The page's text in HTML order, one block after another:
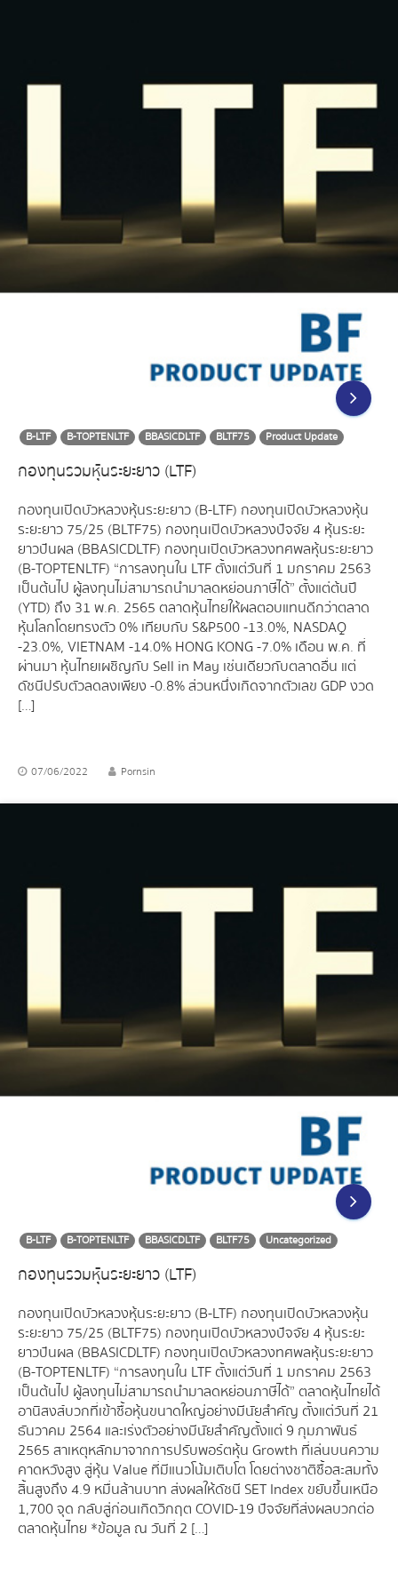
B-LTF B-TOPTENLTF BBASICDLTF BLTF75 Product Update
กองทุนรวมหุ้นระยะยาว (LTF)
กองทุนเปิดบัวหลวงหุ้นระยะยาว (B-LTF) กองทุนเปิดบัวหลวงหุ้น
ระยะยาว 75/25 (BLTF75) กองทุนเปิดบัวหลวงปัจจัย 4 หุ้นระยะ
ยาวปันผล (BBASICDLTF) กองทุนเปิดบัวหลวงทศพลหุ้นระยะยาว
(B-TOPTENLTF) “การลงทุนใน LTF ตั้งแต่วันที่ 1 มกราคม 2563
เป็นต้นไป ผู้ลงทุนไม่สามารถนำมาลดหย่อนภาษีได้” ตั้งแต่ต้นปี
(YTD) ถึง 31 พ.ค. 2565 ตลาดหุ้นไทยให้ผลตอบแทนดีกว่าตลาด
หุ้นโลกโดยทรงตัว 0% เทียบกับ S&P500 -13.0%, NASDAQ
-23.0%, VIETNAM -14.0% HONG KONG -7.0% เดือน พ.ค. ที่
ผ่านมา หุ้นไทยเผชิญกับ Sell in May เช่นเดียวกับตลาดอื่น แต่
ดัชนีปรับตัวลดลงเพียง -0.8% ส่วนหนึ่งเกิดจากตัวเลข GDP งวด
[…]
07/06/2022 Pornsin
B-LTF B-TOPTENLTF BBASICDLTF BLTF75 Uncategorized
กองทุนรวมหุ้นระยะยาว (LTF)
กองทุนเปิดบัวหลวงหุ้นระยะยาว (B-LTF) กองทุนเปิดบัวหลวงหุ้น
ระยะยาว 75/25 (BLTF75) กองทุนเปิดบัวหลวงปัจจัย 4 หุ้นระยะ
ยาวปันผล (BBASICDLTF) กองทุนเปิดบัวหลวงทศพลหุ้นระยะยาว
(B-TOPTENLTF) “การลงทุนใน LTF ตั้งแต่วันที่ 1 มกราคม 2563
เป็นต้นไป ผู้ลงทุนไม่สามารถนำมาลดหย่อนภาษีได้” ตลาดหุ้นไทยได้
อานิสงส์บวกที่เข้าซื้อหุ้นขนาดใหญ่อย่างมีนัยสำคัญ ตั้งแต่วันที่ 21
ธันวาคม 2564 และเร่งตัวอย่างมีนัยสำคัญตั้งแต่ 9 กุมภาพันธ์
2565 สาเหตุหลักมาจากการปรับพอร์ตหุ้น Growth ที่เล่นบนความ
คาดหวังสูง สู่หุ้น Value ที่มีแนวโน้มเติบโต โดยต่างชาติซื้อสะสมทั้ง
สิ้นสูงถึง 4.9 หมื่นล้านบาท ส่งผลให้ดัชนี SET Index ขยับขึ้นเหนือ
1,700 จุด กลับสู่ก่อนเกิดวิกฤต COVID-19 ปัจจัยที่ส่งผลบวกต่อ
ตลาดหุ้นไทย *ข้อมูล ณ วันที่ 2 […]